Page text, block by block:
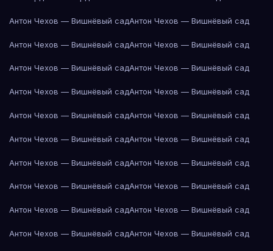
Антон Чехов — Вишнёвый садАнтон Чехов — Вишнёвый сад
Антон Чехов — Вишнёвый садАнтон Чехов — Вишнёвый сад
Антон Чехов — Вишнёвый садАнтон Чехов — Вишнёвый сад
Антон Чехов — Вишнёвый садАнтон Чехов — Вишнёвый сад
Антон Чехов — Вишнёвый садАнтон Чехов — Вишнёвый сад
Антон Чехов — Вишнёвый садАнтон Чехов — Вишнёвый сад
Антон Чехов — Вишнёвый садАнтон Чехов — Вишнёвый сад
Антон Чехов — Вишнёвый садАнтон Чехов — Вишнёвый сад
Антон Чехов — Вишнёвый садАнтон Чехов — Вишнёвый сад
Антон Чехов — Вишнёвый садАнтон Чехов — Вишнёвый сад